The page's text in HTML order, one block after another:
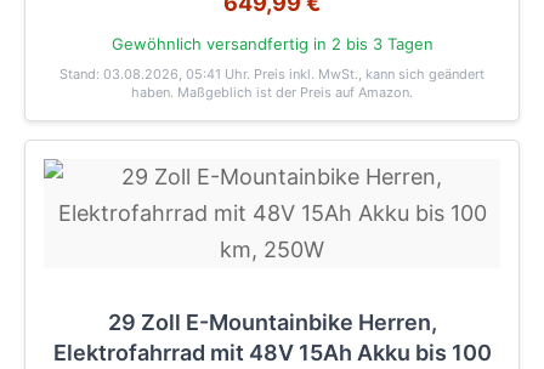
Gewöhnlich versandfertig in 2 bis 3 Tagen
Stand: 03.08.2026, 05:41 Uhr. Preis inkl. MwSt., kann sich geändert
haben. Maßgeblich ist der Preis auf Amazon.
29 Zoll E-Mountainbike Herren,
Elektrofahrrad mit 48V 15Ah Akku bis 100